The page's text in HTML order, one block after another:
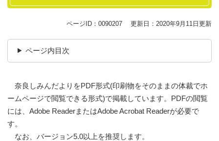
ページID：0090207 更新日：2020年9月11日更新
ページ内目次
奈良しみんだよりをPDF形式(印刷物をそのままの体裁でホ
ームページで閲覧できる形式)で掲載しています。PDFの閲覧
には、Adobe ReaderまたはAdobe Acrobat Readerが必要で
す。
なお、バージョン5.0以上を推奨します。